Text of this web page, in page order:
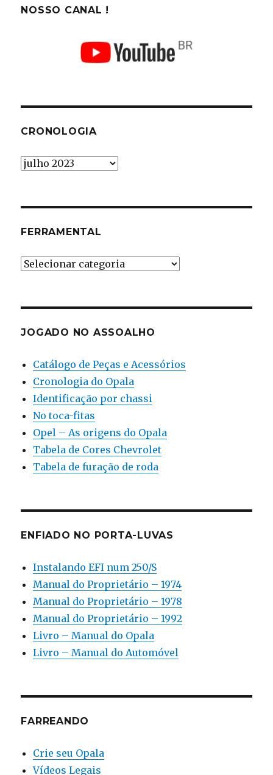
NOSSO CANAL !
CRONOLOGIA
Cronologia
FERRAMENTAL
Ferramental
JOGADO NO ASSOALHO
Catálogo de Peças e Acessórios
Cronologia do Opala
Identificação por chassi
No toca-fitas
Opel – As origens do Opala
Tabela de Cores Chevrolet
Tabela de furação de roda
ENFIADO NO PORTA-LUVAS
Instalando EFI num 250/S
Manual do Proprietário – 1974
Manual do Proprietário – 1978
Manual do Proprietário – 1992
Livro – Manual do Opala
Livro – Manual do Automóvel
FARREANDO
Crie seu Opala
Vídeos Legais